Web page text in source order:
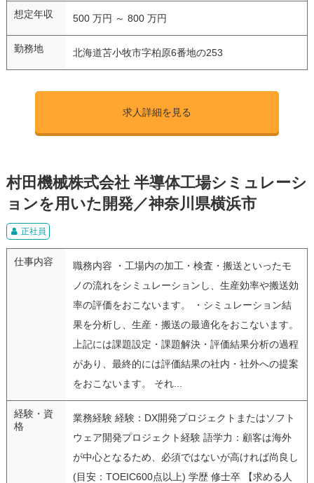
想定年収 500 万円 ～ 800 万円
勤務地 北海道苫小牧市字柏原6番地の253
求人詳細を見る
村田機械株式会社 半導体工場シミュレーシ
ョンを用いた開発／神奈川県横浜市
正社員
仕事内容
職務内容 ・工場内の加工・検査・搬送といったモ
ノの流れをシミュレーションし、生産効率や搬送効
率の評価をおこないます。 ・シミュレーション結
果を分析し、生産・搬送の最適化をおこないます。
上記には課題設定・課題解決・評価結果分析の過程
があり、最終的には評価結果の社内・社外への提案
をおこないます。 それ...
経験・資
格
業務経験 経験：DX開発プロジェクトまたはソフト
ウェア開発プロジェクト経験 語学力：顧客は海外
が中心となるため、必須ではないが高ければ尚良し
(目安：TOEIC600点以上) 学歴 修士卒 【求める人